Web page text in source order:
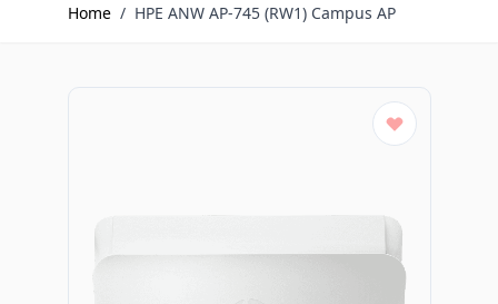
Home / HPE ANW AP-745 (RW1) Campus AP